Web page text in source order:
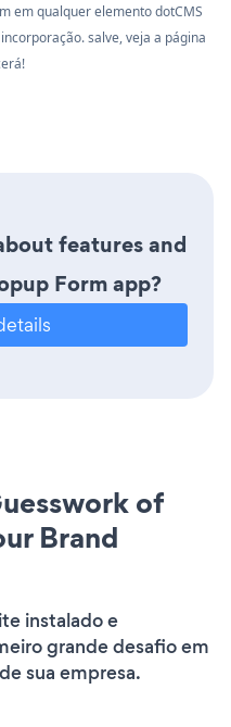
em qualquer elemento dotCMS
salve, veja a página
features and
Form app?
of
Brand
instalado e
grande desafio em
sua empresa.